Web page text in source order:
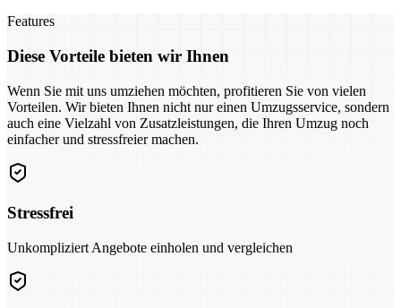
Features
Diese Vorteile bieten wir Ihnen
Wenn Sie mit uns umziehen möchten, profitieren Sie von vielen
Vorteilen. Wir bieten Ihnen nicht nur einen Umzugsservice, sondern
auch eine Vielzahl von Zusatzleistungen, die Ihren Umzug noch
einfacher und stressfreier machen.
Stressfrei
Unkompliziert Angebote einholen und vergleichen